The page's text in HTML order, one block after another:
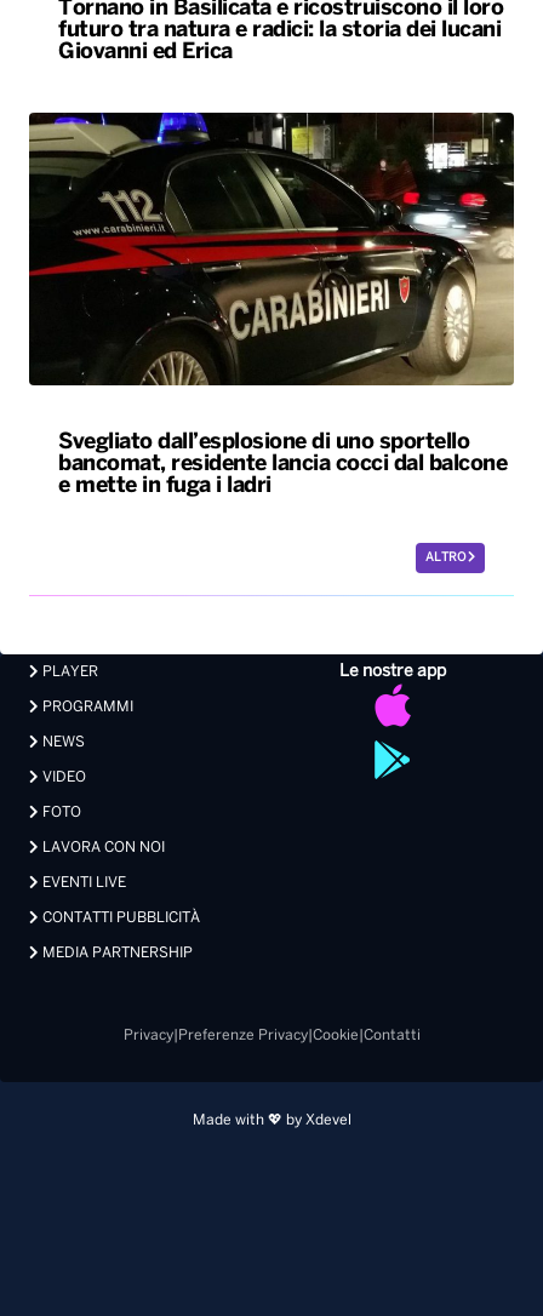
Tornano in Basilicata e ricostruiscono il loro
futuro tra natura e radici: la storia dei lucani
Giovanni ed Erica
Svegliato dall’esplosione di uno sportello
bancomat, residente lancia cocci dal balcone
e mette in fuga i ladri
ALTRO
Le nostre app
PLAYER
PROGRAMMI
NEWS
VIDEO
FOTO
LAVORA CON NOI
EVENTI LIVE
CONTATTI PUBBLICITÀ
MEDIA PARTNERSHIP
Privacy| Preferenze Privacy| Cookie Contatti
Made with 💖 by Xdevel